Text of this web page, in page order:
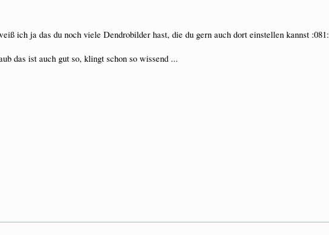
ich ja das du noch viele Dendrobilder hast, die du gern auch dort einstellen kannst :081:
das ist auch gut so, klingt schon so wissend ...